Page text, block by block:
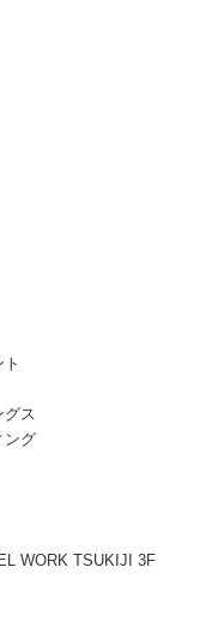
グス
ング
WORK TSUKIJI 3F